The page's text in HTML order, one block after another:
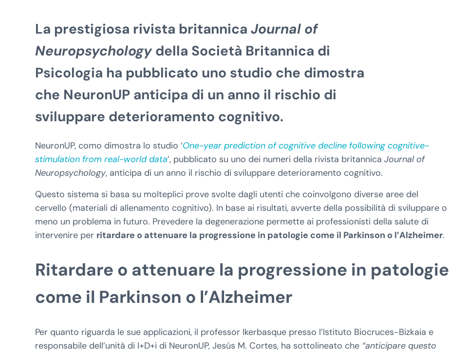
La prestigiosa rivista britannica Journal of
Neuropsychologydella Società Britannica di
Psicologia ha pubblicato uno studio che dimostra
che NeuronUP anticipa di un anno il rischio di
sviluppare deterioramento cognitivo.
NeuronUP, como dimostra lo studio ‘One-year prediction of cognitive decline following cognitive-
stimulation from real-world data’, pubblicato su uno dei numeri della rivista britannica Journal of
Neuropsychology, anticipa di un anno il rischio di sviluppare deterioramento cognitivo.
Questo sistema si basa su molteplici prove svolte dagli utenti che coinvolgono diverse aree del
cervello (materiali di allenamento cognitivo). In base ai risultati, avverte della possibilità di sviluppare o
meno un problema in futuro. Prevedere la degenerazione permette ai professionisti della salute di
intervenire per ritardare o attenuare la progressione in patologie come il Parkinson o l’Alzheimer.
Ritardare o attenuare la progressione in patologie
come il Parkinson o l’Alzheimer
Per quanto riguarda le sue applicazioni, il professor Ikerbasque presso l’Istituto Biocruces-Bizkaia e
responsabile dell’unità di I+D+i di NeuronUP, Jesús M. Cortes, ha sottolineato che “anticipare questo